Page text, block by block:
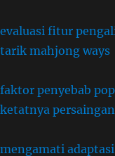
evaluasi fitur
tarik mahjong ways
faktor penyebab
ketatnya
mengamati